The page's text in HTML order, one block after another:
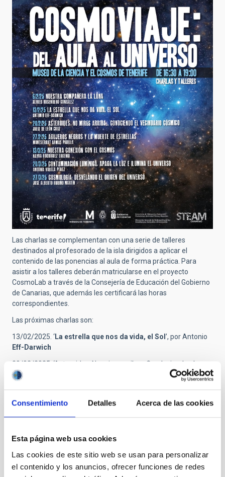
Consentimiento Detalles Acerca de las cookies
Esta página web usa cookies
Las cookies de este sitio web se usan para personalizar
el contenido y los anuncios, ofrecer funciones de redes
Las charlas se complementan con una serie de talleres
destinados al profesorado de la isla dirigidos a aplicar el
contenido de las ponencias al aula de forma práctica. Para
asistir a los talleres deberán matricularse en el proyecto
CosmoLab a través de la Consejería de Educación del Gobierno
de Canarias, que además les certificará las horas
correspondientes.
Las próximas charlas son:
13/02/2025. ‘La estrella que nos da vida, el Sol ’, por Antonio
Eff-Darwich
20/02/2025. ‘Asteroides. No mires arriba… Conduciendo el
vecindario cósmico’, por
27/02/2025. ‘Agujeros negros y la muerte de estrellas’, por
Montserrat Armas Padilla.
13/03/2025. ‘Nuestra conexión con el Cosmos’, porNayra
20/03/2025. ‘Contaminación lumínica. Apaga la luz e ilumina el
Universo’, por Antonia Varela Pérez
27/03/25. ‘Cosmología: desvelando el origen del Universo’, por